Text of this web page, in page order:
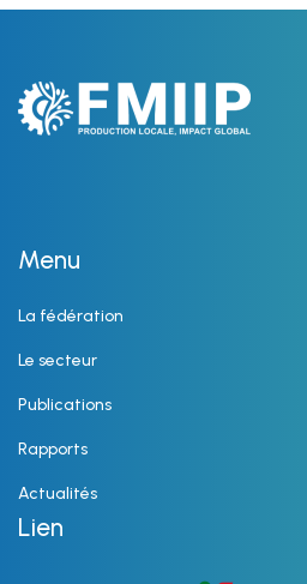
Menu
La fédération
Le secteur
Publications
Rapports
Actualités
Lien